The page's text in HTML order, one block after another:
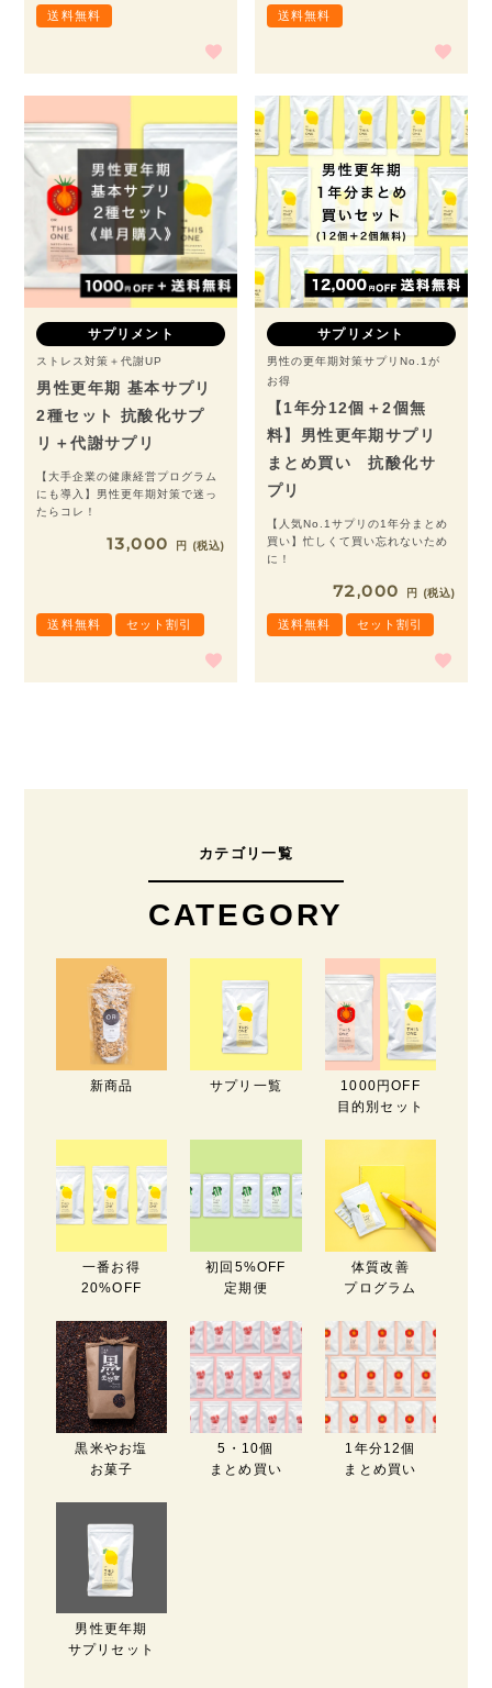
送料無料 送料無料
サプリメント
ストレス対策＋代謝UP
男性更年期 基本サプリ
2種セット 抗酸化サプ
リ＋代謝サプリ
【大手企業の健康経営プログラム
にも導入】男性更年期対策で迷っ
たらコレ！
13,000 税込
送料無料 セット割引
サプリメント
男性の更年期対策サプリNo.1が
お得
【1年分12個＋2個無
料】男性更年期サプリ
まとめ買い 抗酸化サ
プリ
【人気No.1サプリの1年分まとめ
買い】忙しくて買い忘れないため
に！
72,000 税込
送料無料 セット割引
カテゴリ一覧
CATEGORY
新商品 サプリ一覧
1000円OFF
目的別セット
一番お得
20%OFF
初回5%OFF
定期便
体質改善
プログラム
黒米やお塩
お菓子
5・10個
まとめ買い
1年分12個
まとめ買い
男性更年期
サプリセット